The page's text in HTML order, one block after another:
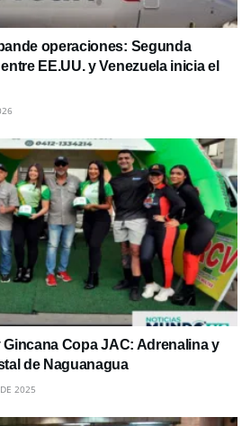
operaciones: Segunda
EE.UU. y Venezuela inicia el
Gincana Copa JAC: Adrenalina y
de Naguanagua
2025